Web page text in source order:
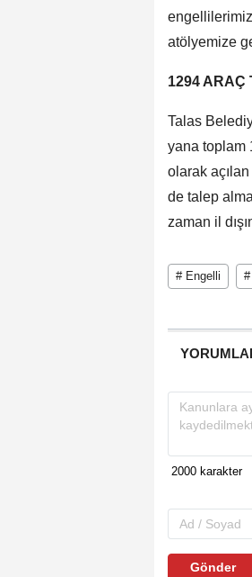
atölyemize
1294 ARAÇ
Talas
yana toplam
olarak
de talep
zaman il
# Engelli
Gönder